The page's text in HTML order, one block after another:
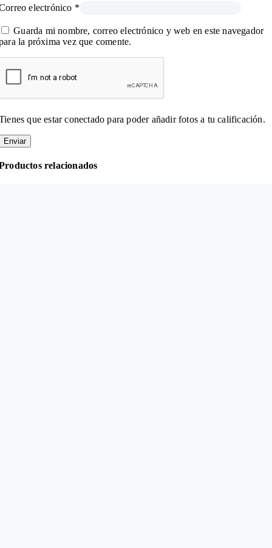
electrónico *
Guarda mi nombre, correo electrónico y web en este navegador
la próxima vez que comente.
que estar conectado para poder añadir fotos a tu calificación.
relacionados